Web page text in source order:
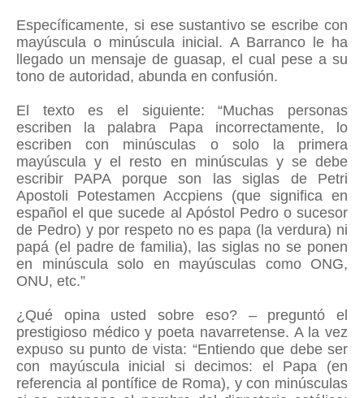
Específicamente, si ese sustantivo se escribe con
mayúscula o minúscula inicial. A Barranco le ha
llegado un mensaje de guasap, el cual pese a su
tono de autoridad, abunda en confusión.
El texto es el siguiente: “Muchas personas
escriben la palabra Papa incorrectamente, lo
escriben con minúsculas o solo la primera
mayúscula y el resto en minúsculas y se debe
escribir PAPA porque son las siglas de Petri
Apostoli Potestamen Accpiens (que significa en
español el que sucede al Apóstol Pedro o sucesor
de Pedro) y por respeto no es papa (la verdura) ni
papá (el padre de familia), las siglas no se ponen
en minúscula solo en mayúsculas como ONG,
ONU, etc.”
¿Qué opina usted sobre eso? – preguntó el
prestigioso médico y poeta navarretense. A la vez
expuso su punto de vista: “Entiendo que debe ser
con mayúscula inicial si decimos: el Papa (en
referencia al pontífice de Roma), y con minúsculas